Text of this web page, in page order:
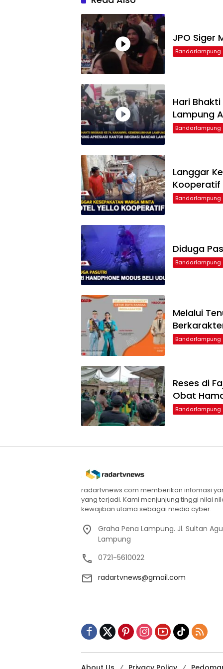
JPO Siger
Bandarlampung
Hari
Lampung
Bandarlampung
Langgar
Kooperatif
Bandarlampung
Diduga
Bandarlampung
Melalui
Bandarlampung
Reses di
Obat
Bandarlampung
radartvnews.com memberikan infomasi
yang terjadi. Kami menjunjung tinggi nilai
kewajiban utama sebagai media cyber.
Graha Pena Lampung. Jl. Sultan
Lampung
0721-5610022
radartvnews@gmail.com